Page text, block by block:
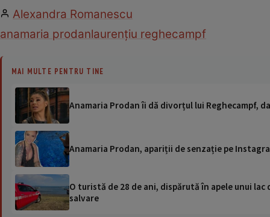
Alexandra Romanescu
anamaria prodanlaurențiu reghecampf
MAI MULTE PENTRU TINE
Anamaria Prodan îi dă divorțul lui Reghecampf,
Anamaria Prodan, apariții de senzație pe
O turistă de 28 de ani, dispărută în apele unui
salvare